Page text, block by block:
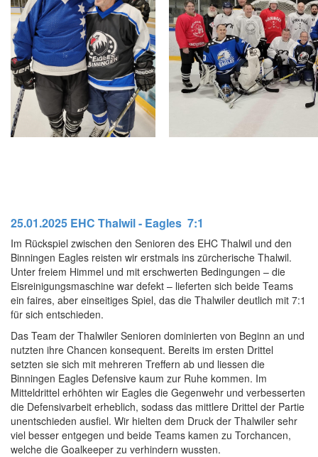
25.01.2025 EHC Thalwil - Eagles 7:1
Im Rückspiel zwischen den Senioren des EHC Thalwil und den
Binningen Eagles reisten wir erstmals ins zürcherische Thalwil.
Unter freiem Himmel und mit erschwerten Bedingungen – die
Eisreinigungsmaschine war defekt – lieferten sich beide Teams
ein faires, aber einseitiges Spiel, das die Thalwiler deutlich mit 7:1
für sich entschieden.
Das Team der Thalwiler Senioren dominierten von Beginn an und
nutzten ihre Chancen konsequent. Bereits im ersten Drittel
setzten sie sich mit mehreren Treffern ab und liessen die
Binningen Eagles Defensive kaum zur Ruhe kommen. Im
Mitteldrittel erhöhten wir Eagles die Gegenwehr und verbesserten
die Defensivarbeit erheblich, sodass das mittlere Drittel der Partie
unentschieden ausfiel. Wir hielten dem Druck der Thalwiler sehr
viel besser entgegen und beide Teams kamen zu Torchancen,
welche die Goalkeeper zu verhindern wussten.